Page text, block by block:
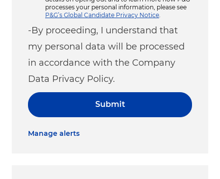
processes your personal information, please see
P&G’s Global Candidate Privacy Notice
-By proceeding, I understand that
my personal data will be processed
in accordance with the Company
Data Privacy Policy.
Submit
Manage alerts